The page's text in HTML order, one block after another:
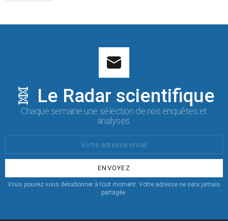
🧬 Le Radar scientifique
Chaque semaine une sélection de nos enquêtes et
analyses.
:
Vous pouvez vous désabonner à tout moment. Votre adresse ne sera jamais
partagée.